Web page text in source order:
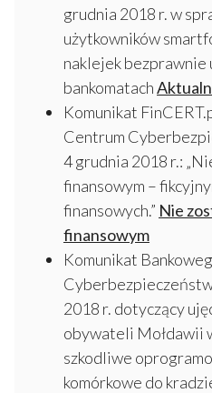
grudnia 2018 r. w
użytkowników
naklejek bezprawnie
bankomatach
Komunikat
Centrum
4 grudnia 2018 r.:
finansowym –
finansowych.” Nie
finansowym
Komunikat
2018 r. dotyczący
obywateli Mołdawii
szkodliwe
komórkowe do